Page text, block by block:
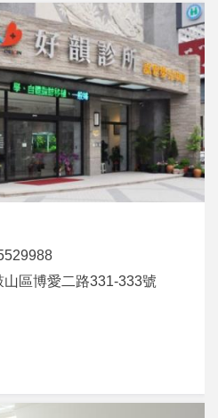
山區博愛二路331-333號